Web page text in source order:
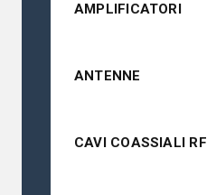
AMPLIFICATORI
ANTENNE
CAVI COASSIALI RF